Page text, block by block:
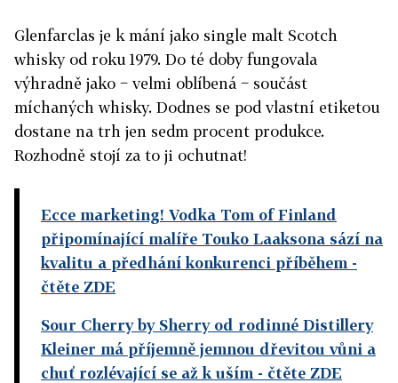
Glenfarclas je k mání jako single malt Scotch
whisky od roku 1979. Do té doby fungovala
výhradně jako − velmi oblíbená − součást
míchaných whisky. Dodnes se pod vlastní etiketou
dostane na trh jen sedm procent produkce.
Rozhodně stojí za to ji ochutnat!
Ecce marketing! Vodka Tom of Finland
připomínající malíře Touko Laaksona sází na
kvalitu a předhání konkurenci příběhem -
čtěte ZDE
Sour Cherry by Sherry od rodinné Distillery
Kleiner má příjemně jemnou dřevitou vůni a
chuť rozlévající se až k uším - čtěte ZDE